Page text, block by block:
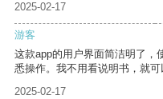
2025-02-17
游客
这款app的用户界面简洁明了，
悉操作。我不用看说明书，就可
2025-02-17